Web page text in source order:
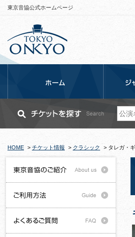
東京音協公式ホームページ
HOME > チケット情報 > クラシック > タレガ・